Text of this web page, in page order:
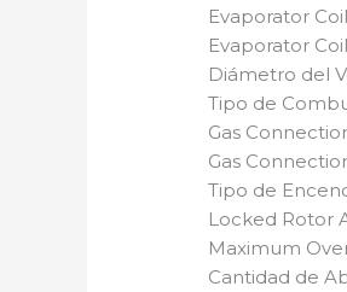
Evaporator
Evaporator
Diámetro del
Tipo de
Gas
Gas
Tipo de
Locked Rotor
Maximum
Cantidad de